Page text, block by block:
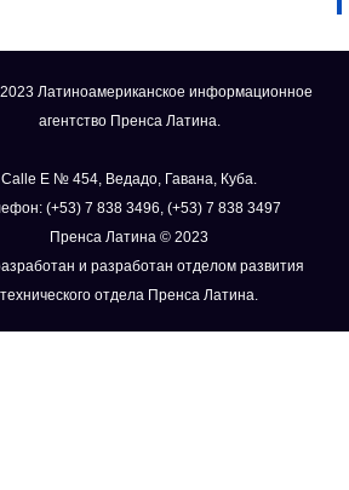
Латиноамериканское информационное
агентство Пренса Латина.
Calle E № 454, Ведадо, Гавана, Куба.
(+53) 7 838 3496, (+53) 7 838 3497
Пренса Латина © 2023
и разработан отделом развития
технического отдела Пренса Латина.